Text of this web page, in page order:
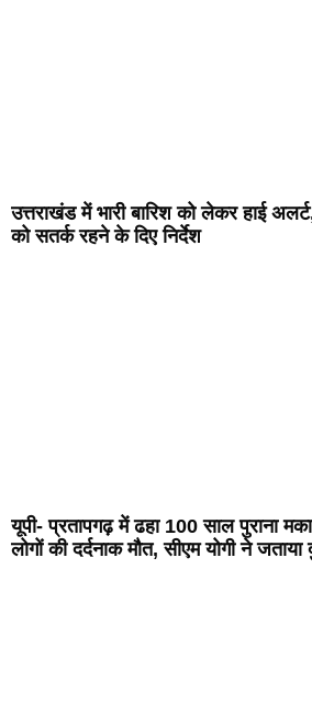
उत्तराखंड में भारी बारिश को लेकर हाई
को सतर्क रहने के दिए निर्देश
यूपी- प्रतापगढ़ में ढहा 100 साल पुराना
लोगों की दर्दनाक मौत, सीएम योगी ने